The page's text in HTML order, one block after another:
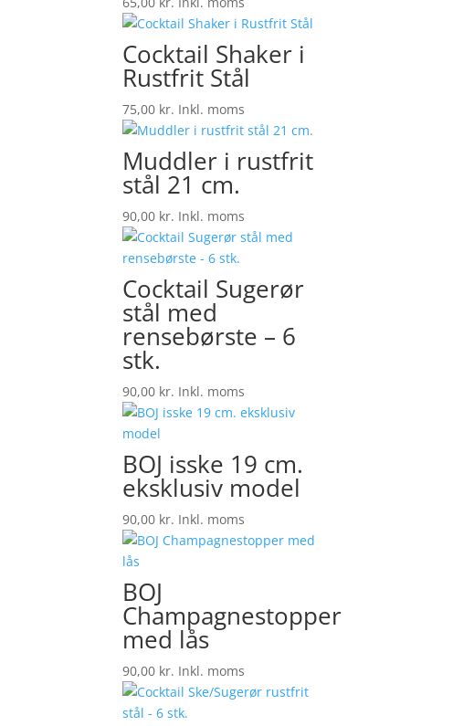
Cocktail Shaker i
Rustfrit Stål
75,00 kr. Inkl. moms
Muddler i rustfrit
stål 21 cm.
90,00 kr. Inkl. moms
Cocktail Sugerør
stål med
rensebørste – 6
stk.
90,00 kr. Inkl. moms
BOJ isske 19 cm.
eksklusiv model
90,00 kr. Inkl. moms
BOJ
Champagnestopper
med lås
90,00 kr. Inkl. moms